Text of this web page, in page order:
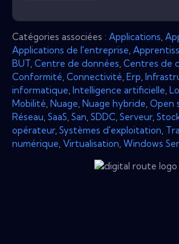
Catégories associées : Applications
Applications de l'entreprise
BUT Centre de données Centres de
Conformité Connectivité Erp
informatique Intelligence artificielle
Mobilité Nuage Nuage hybride Open
Réseau SaaS San SDDC Serveur,
opérateur, Systèmes d'exploitation
numérique Virtualisation Windows